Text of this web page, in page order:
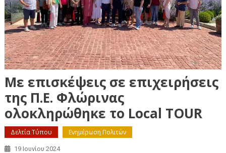
Με επισκέψεις σε επιχειρήσεις
της Π.Ε. Φλώρινας
ολοκληρώθηκε το Local TOUR
Δελτία Τύπου Ενημέρωση Πολιτών
19 Ιουνίου 2024